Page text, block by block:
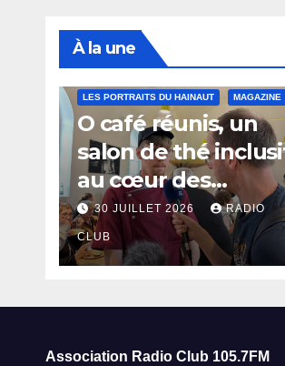
À la une
LES PORTRAITS DU HAINAUT MAGAZINE
O café réunis, un
salon de thé
au cœur des
thermes de Saint-
Amand-les-Eaux
30 JUILLET 2026 RADIO
CLUB
Association Radio Club 105.7FM